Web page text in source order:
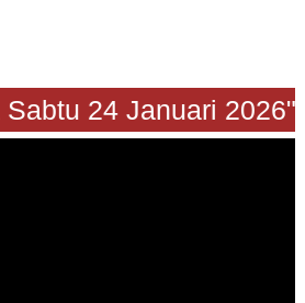
24 Januari 2026"